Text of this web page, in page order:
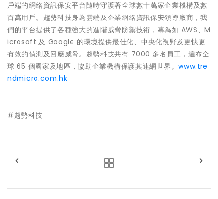
戶端的網絡資訊保安平台隨時守護著全球數十萬家企業機構及數
百萬用戶。趨勢科技身為雲端及企業網絡資訊保安領導廠商，我
們的平台提供了各種強大的進階威脅防禦技術，專為如 AWS、M
icrosoft 及 Google 的環境提供最佳化、中央化視野及更快更
有效的偵測及回應威脅。趨勢科技共有 7000 多名員工，遍布全
球 65 個國家及地區，協助企業機構保護其連網世界。www.tre
ndmicro.com.hk
#趨勢科技